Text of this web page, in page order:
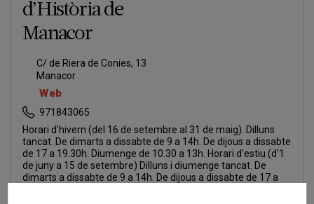
d’Història de
Manacor
C/ de Riera de Conies, 13
Manacor
Web
971843065
Horari d'hivern (del 16 de setembre al 31 de maig). Dilluns
tancat. De dimarts a dissabte de 9 a 14h. De dijous a dissabte
de 17 a 19.30h. Diumenge de 10.30 a 13h. Horari d'estiu (d'1
de juny a 15 de setembre) Dilluns i diumenge tancat. De
dimarts a dissabte de 9 a 14h. De dijous a dissabte de 17 a